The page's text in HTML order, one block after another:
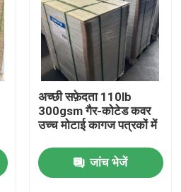
अच्छी सफ़ेदता 110lb
300gsm गैर-कोटेड कवर
उच्च मोटाई कागज पत्रकों में
जांच भेजें